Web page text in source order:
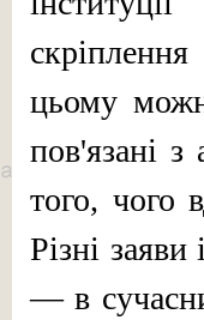
цьому
пов'язані з
того, чого
Різні
— в